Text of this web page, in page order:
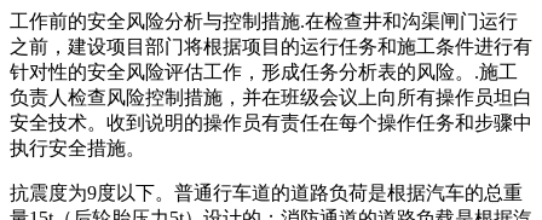
工作前的安全风险分析与控制措施.在检查井和沟渠闸门运行
之前，建设项目部门将根据项目的运行任务和施工条件进行有
针对性的安全风险评估工作，形成任务分析表的风险。.施工
负责人检查风险控制措施，并在班级会议上向所有操作员坦白
安全技术。收到说明的操作员有责任在每个操作任务和步骤中
执行安全措施。
抗震度为9度以下。普通行车道的道路负荷是根据汽车的总重